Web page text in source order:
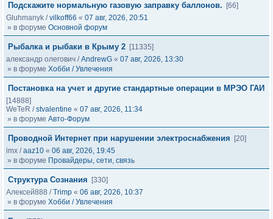
Подскажите нормальную газовую заправку баллонов.
[66]
Gluhmanyk /vilkoff66 « 07 авг, 2026, 20:51
» в форуме Основной форум
Рыбалка и рыбаки в Крыму 2 [11335]
александр олегович /AndrewG « 07 авг, 2026, 13:30
» в форуме Хобби / Увлечения
Постановка на учет и другие стандартные операции в МРЭО ГАИ
[14888]
WeTeR /stvalentine « 07 авг, 2026, 11:34
» в форуме Авто-Форум
Проводной Интернет при нарушении электроснабжения
[20]
imx /aaz10 « 06 авг, 2026, 19:45
» в форуме Провайдеры, сети, связь
Структура Сознания
[330]
Алексей888 /Trimp « 06 авг, 2026, 10:37
» в форуме Хобби / Увлечения